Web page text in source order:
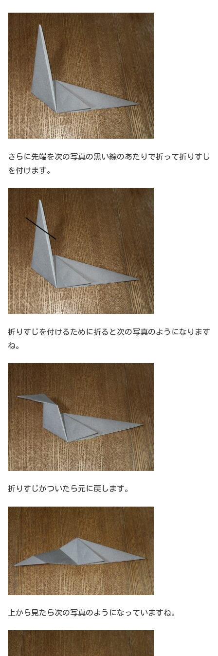
さらに先端を次の写真の黒い線のあたりで折って折りすじ
を付けます。
折りすじを付けるために折ると次の写真のようになります
ね。
折りすじがついたら元に戻します。
上から見たら次の写真のようになっていますね。